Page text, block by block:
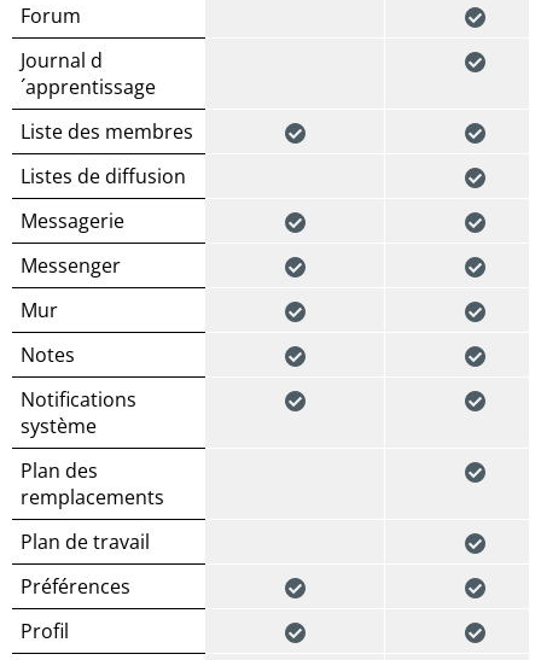
Forum
Journal d
´apprentissage
Liste des membres
Listes de diffusion
Messagerie
Messenger
Mur
Notes
Notifications
système
Plan des
remplacements
Plan de travail
Préférences
Profil